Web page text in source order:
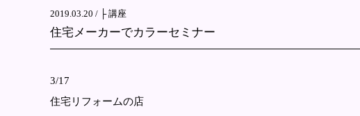
2019.03.20 / ├ 講座
住宅メーカーでカラーセミナー
3/17
住宅リフォームの店